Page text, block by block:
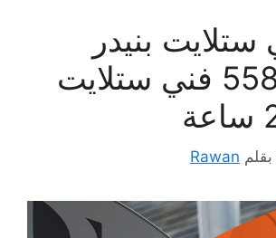
بنيدر
55806005 فني ستلايت
بقلم Rawan